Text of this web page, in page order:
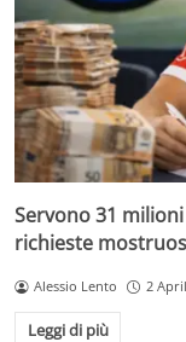
Servono 31
richieste
Alessio Lento 2
Leggi di più